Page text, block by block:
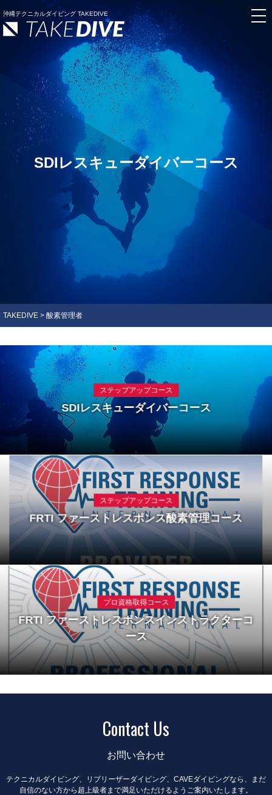
沖縄テクニカルダイビング TAKEDIVE
SDIレスキューダイバーコース
TAKEDIVE > 酸素管理者
ステップアップコース
SDIレスキューダイバーコース
ステップアップコース
FRTI ファーストレスポンス酸素管理コース
プロ資格取得コース
FRTI ファーストレスポンスインストラクターコ
ース
Contact Us
お問い合わせ
テクニカルダイビング、リブリーザーダイビング、CAVEダイビングなら、まだ
自信のない方から超上級者まで満足いただけるようご案内いたします。